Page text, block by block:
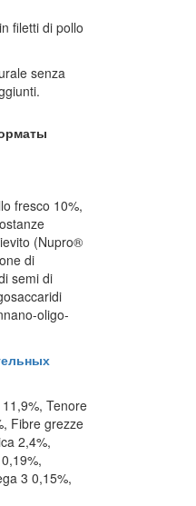
filetti di pollo
senza
fresco 10%,
(Nupro®
di
semi di
oligo-
Tenore
Fibre grezze
2,4%,
3 0,15%,